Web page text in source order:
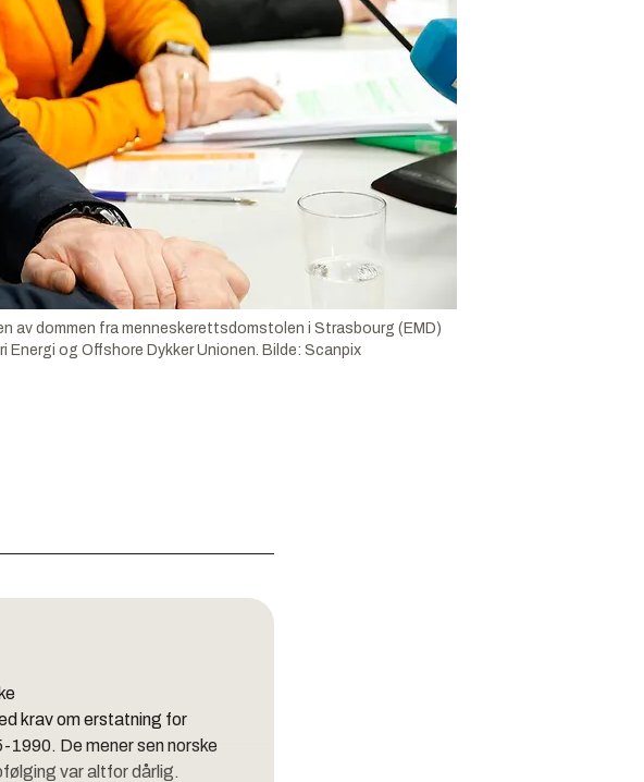
av dommen fra menneskerettsdomstolen i Strasbourg (EMD)
Energi og Offshore Dykker Unionen. Bilde: Scanpix
krav om erstatning for
1990. De mener sen norske
var altfor dårlig.